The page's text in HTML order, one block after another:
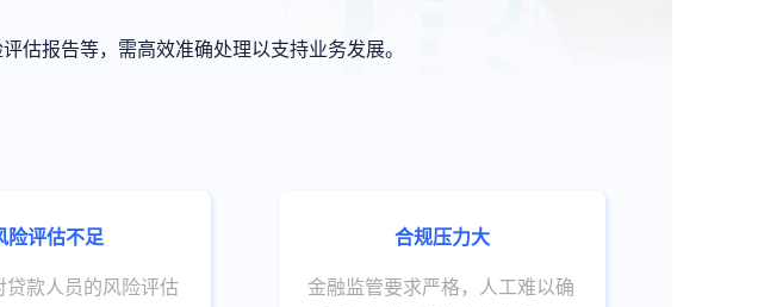
估报告等，需高效准确处理以支持业务发展。
险评估不足
贷款人员的风险评估
合规压力大
金融监管要求严格，人工难以确